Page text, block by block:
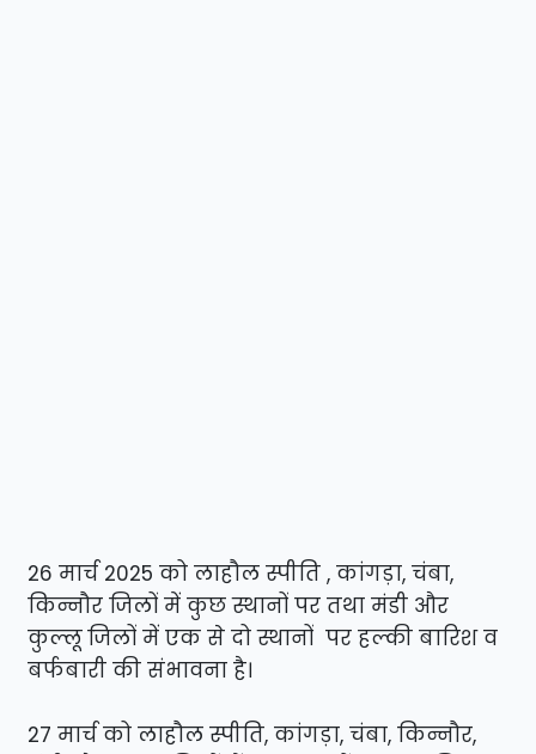
26 मार्च 2025 को लाहौल स्पीति , कांगड़ा, चंबा,
किन्नौर जिलों में कुछ स्थानों पर तथा मंडी और
कुल्लू जिलों में एक से दो स्थानों पर हल्की बारिश व
बर्फबारी की संभावना है।
27 मार्च को लाहौल स्पीति, कांगड़ा, चंबा, किन्नौर,